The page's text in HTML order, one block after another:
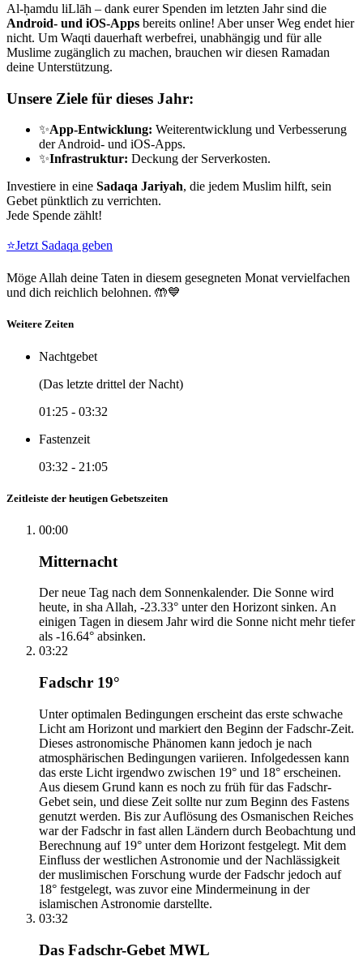
Al-ḥamdu liLlāh – dank eurer Spenden im letzten Jahr sind die
Android- und iOS-Apps bereits online! Aber unser Weg endet hier
nicht. Um Waqti dauerhaft werbefrei, unabhängig und für alle
Muslime zugänglich zu machen, brauchen wir diesen Ramadan
deine Unterstützung.
Unsere Ziele für dieses Jahr:
✨App-Entwicklung: Weiterentwicklung und Verbesserung
der Android- und iOS-Apps.
✨Infrastruktur: Deckung der Serverkosten.
Investiere in eine Sadaqa Jariyah, die jedem Muslim hilft, sein
Gebet pünktlich zu verrichten.
Jede Spende zählt!
⭐Jetzt Sadaqa geben
Möge Allah deine Taten in diesem gesegneten Monat vervielfachen
und dich reichlich belohnen. 🤲💙
Weitere Zeiten
Nachtgebet
(Das letzte drittel der Nacht)
01:25 - 03:32
Fastenzeit
03:32 - 21:05
Zeitleiste der heutigen Gebetszeiten
00:00
Mitternacht
Der neue Tag nach dem Sonnenkalender. Die Sonne wird
heute, in sha Allah, -23.33° unter den Horizont sinken. An
einigen Tagen in diesem Jahr wird die Sonne nicht mehr tiefer
als -16.64° absinken.
03:22
Fadschr 19°
Unter optimalen Bedingungen erscheint das erste schwache
Licht am Horizont und markiert den Beginn der Fadschr-Zeit.
Dieses astronomische Phänomen kann jedoch je nach
atmosphärischen Bedingungen variieren. Infolgedessen kann
das erste Licht irgendwo zwischen 19° und 18° erscheinen.
Aus diesem Grund kann es noch zu früh für das Fadschr-
Gebet sein, und diese Zeit sollte nur zum Beginn des Fastens
genutzt werden. Bis zur Auflösung des Osmanischen Reiches
war der Fadschr in fast allen Ländern durch Beobachtung und
Berechnung auf 19° unter dem Horizont festgelegt. Mit dem
Einfluss der westlichen Astronomie und der Nachlässigkeit
der muslimischen Forschung wurde der Fadschr jedoch auf
18° festgelegt, was zuvor eine Mindermeinung in der
islamischen Astronomie darstellte.
03:32
Das Fadschr-Gebet MWL